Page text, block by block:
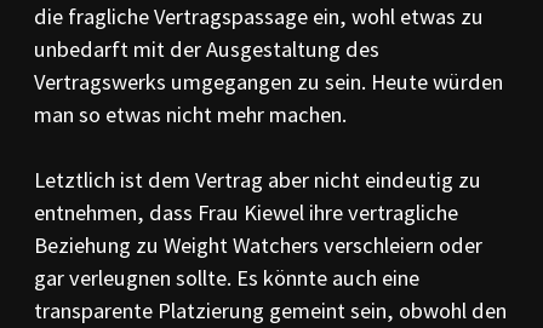
die fragliche Vertragspassage ein, wohl etwas zu
unbedarft mit der Ausgestaltung des
Vertragswerks umgegangen zu sein. Heute würden
man so etwas nicht mehr machen.
Letztlich ist dem Vertrag aber nicht eindeutig zu
entnehmen, dass Frau Kiewel ihre vertragliche
Beziehung zu Weight Watchers verschleiern oder
gar verleugnen sollte. Es könnte auch eine
transparente Platzierung gemeint sein, obwohl den